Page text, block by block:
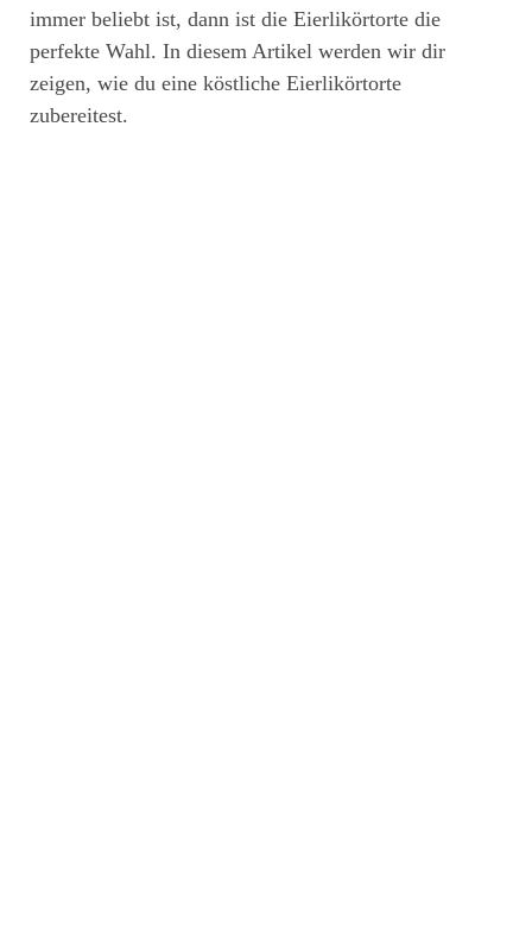
immer beliebt ist, dann ist die Eierlikörtorte die
perfekte Wahl. In diesem Artikel werden wir dir
zeigen, wie du eine köstliche Eierlikörtorte
zubereitest.